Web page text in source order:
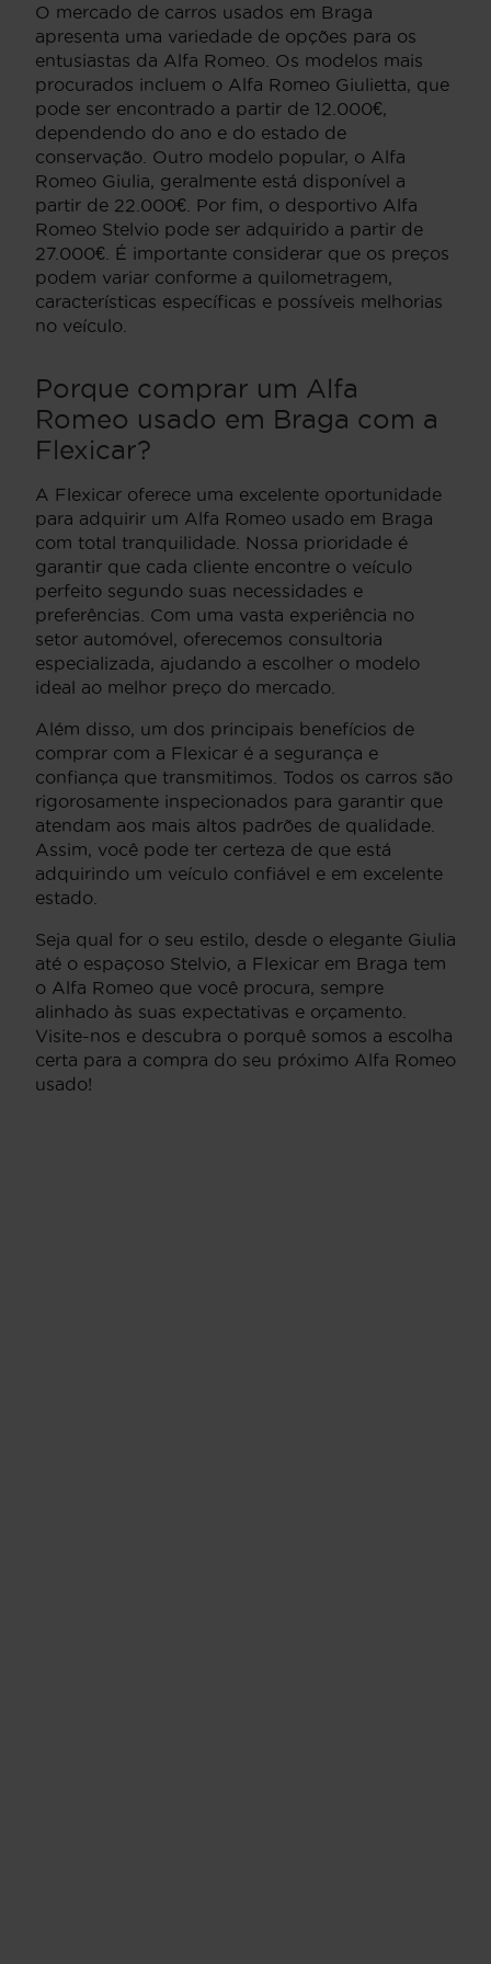
O mercado de carros usados em Braga
apresenta uma variedade de opções para os
entusiastas da Alfa Romeo. Os modelos mais
procurados incluem o Alfa Romeo Giulietta, que
pode ser encontrado a partir de 12.000€,
dependendo do ano e do estado de
conservação. Outro modelo popular, o Alfa
Romeo Giulia, geralmente está disponível a
partir de 22.000€. Por fim, o desportivo Alfa
Romeo Stelvio pode ser adquirido a partir de
27.000€. É importante considerar que os preços
podem variar conforme a quilometragem,
características específicas e possíveis melhorias
no veículo.
Porque comprar um Alfa
Romeo usado em Braga com a
Flexicar?
A Flexicar oferece uma excelente oportunidade
para adquirir um Alfa Romeo usado em Braga
com total tranquilidade. Nossa prioridade é
garantir que cada cliente encontre o veículo
perfeito segundo suas necessidades e
preferências. Com uma vasta experiência no
setor automóvel, oferecemos consultoria
especializada, ajudando a escolher o modelo
ideal ao melhor preço do mercado.
Além disso, um dos principais benefícios de
comprar com a Flexicar é a segurança e
confiança que transmitimos. Todos os carros são
rigorosamente inspecionados para garantir que
atendam aos mais altos padrões de qualidade.
Assim, você pode ter certeza de que está
adquirindo um veículo confiável e em excelente
estado.
Seja qual for o seu estilo, desde o elegante Giulia
até o espaçoso Stelvio, a Flexicar em Braga tem
o Alfa Romeo que você procura, sempre
alinhado às suas expectativas e orçamento.
Visite-nos e descubra o porquê somos a escolha
certa para a compra do seu próximo Alfa Romeo
usado!